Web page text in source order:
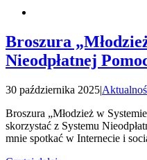
Broszura
Nieodpłatnej
30 października 2025|
Broszura „Młodzież w
skorzystać z Systemu
mnie spotkać w Internecie i